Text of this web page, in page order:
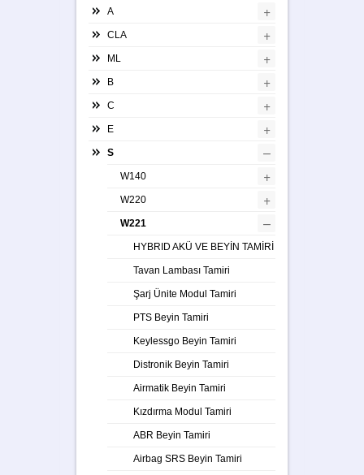
A +
CLA +
ML +
B +
C +
E +
S –
W140 +
W220 +
W221 –
HYBRID AKÜ VE BEYİN TAMİRİ
Tavan Lambası Tamiri
Şarj Ünite Modul Tamiri
PTS Beyin Tamiri
Keylessgo Beyin Tamiri
Distronik Beyin Tamiri
Airmatik Beyin Tamiri
Kızdırma Modul Tamiri
ABR Beyin Tamiri
Airbag SRS Beyin Tamiri